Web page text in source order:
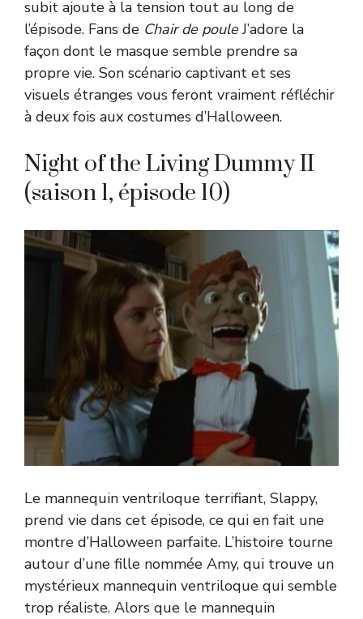
subit ajoute à la tension tout au long de
l’épisode. Fans de Chair de pouleJ’adore la
façon dont le masque semble prendre sa
propre vie. Son scénario captivant et ses
visuels étranges vous feront vraiment réfléchir
à deux fois aux costumes d’Halloween.
Night of the Living Dummy II
(saison 1, épisode 10)
Le mannequin ventriloque terrifiant, Slappy,
prend vie dans cet épisode, ce qui en fait une
montre d’Halloween parfaite. L’histoire tourne
autour d’une fille nommée Amy, qui trouve un
mystérieux mannequin ventriloque qui semble
trop réaliste. Alors que le mannequin